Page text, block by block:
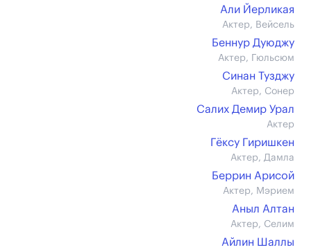
Али Йерликая
Актер, Вейсель
Беннур Дуюджу
Актер, Гюльсюм
Синан Тузджу
Актер, Сонер
Салих Демир Урал
Актер
Гёксу Гиришкен
Актер, Дамла
Беррин Арисой
Актер, Мэрием
Аныл Алтан
Актер, Селим
Айлин Шаллы